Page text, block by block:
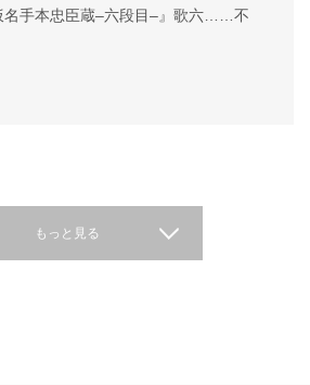
手本忠臣蔵–六段目–』歌六……不
もっと見る